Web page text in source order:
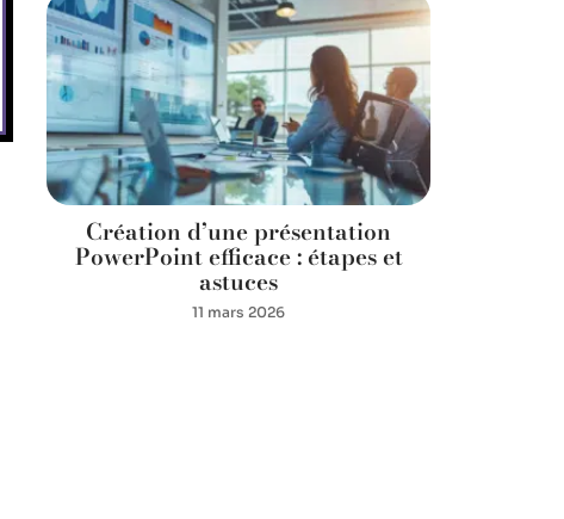
Création d’une présentation
PowerPoint efficace : étapes et
astuces
11 mars 2026